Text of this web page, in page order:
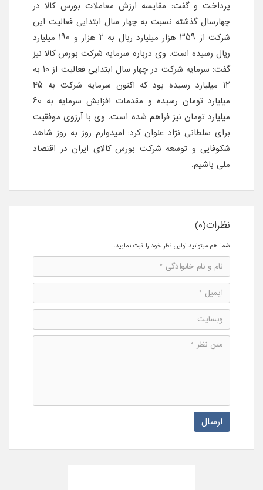
پرداخت و گفت: مقایسه ارزش معاملات بورس کالا در
چهارسال گذشته نسبت به چهار سال ابتدایی فعالیت این
شرکت از 359 هزار میلیارد ریال به 2 هزار و 190 میلیارد
ریال رسیده است. وی درباره سرمایه شرکت بورس کالا نیز
گفت: سرمایه شرکت در چهار سال ابتدایی فعالیت از 10 به
12 میلیارد رسیده بود که اکنون سرمایه شرکت به 45
میلیارد تومان رسیده و مقدمات افزایش سرمایه به 60
میلیارد تومان نیز فراهم شده است. وی با آرزوی موفقیت
برای سلطانی نژاد عنوان کرد: امیدوارم روز به روز شاهد
شکوفایی و توسعه شرکت بورس کالای ایران در اقتصاد
ملی باشیم.
نظرات(0)
شما هم میتوانید اولین نظر خود را ثبت نمایید.
ارسال